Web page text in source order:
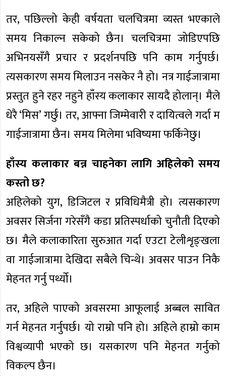
तर, पछिल्लो केही वर्षयता चलचित्रमा व्यस्त भएकाले
समय निकाल्न सकेको छैन। चलचित्रमा जोडिएपछि
अभिनयसँगै प्रचार र प्रदर्शनपछि पनि काम गर्नुपर्छ।
त्यसकारण समय मिलाउन नसकेर नै हो। नत्र गाईजात्रामा
प्रस्तुत हुने रहर नहुने हाँस्य कलाकार सायदै होलान्। मैले
धेरै ‘मिस’ गर्छु। तर, आफ्ना जिम्मेवारी र दायित्वले गर्दा म
गाईजात्रामा छैन। समय मिलेमा भविष्यमा फर्किनेछु।
हाँस्य कलाकार बन्न चाहनेका लागि अहिलेको समय
कस्तो छ?
अहिलेको युग, डिजिटल र प्रविधिमैत्री हो। त्यसकारण
अवसर सिर्जना गरेसँगै कडा प्रतिस्पर्धाको चुनौती दिएको
छ। मैले कलाकारिता सुरुआत गर्दा एउटा टेलीशृङ्खला
वा गाईजात्रामा देखिदा सबैले चिन्थे। अवसर पाउन निकै
मेहनत गर्नु पर्थ्यो।
तर, अहिले पाएको अवसरमा आफूलाई अब्बल सावित
गर्न मेहनत गर्नुपर्छ। यो राम्रो पनि हो। अहिले हाम्रो काम
विश्वव्यापी भएको छ। यसकारण पनि मेहनत गर्नुको
विकल्प छैन।